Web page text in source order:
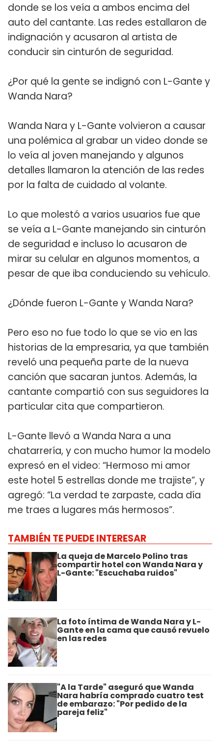
donde se los veía a ambos encima del
auto del cantante. Las redes estallaron de
indignación y acusaron al artista de
conducir sin cinturón de seguridad.
¿Por qué la gente se indignó con L-Gante y
Wanda Nara?
Wanda Nara y L-Gante volvieron a causar
una polémica al grabar un video donde se
lo veía al joven manejando y algunos
detalles llamaron la atención de las redes
por la falta de cuidado al volante.
Lo que molestó a varios usuarios fue que
se veía a L-Gante manejando sin cinturón
de seguridad e incluso lo acusaron de
mirar su celular en algunos momentos, a
pesar de que iba conduciendo su vehículo.
¿Dónde fueron L-Gante y Wanda Nara?
Pero eso no fue todo lo que se vio en las
historias de la empresaria, ya que también
reveló una pequeña parte de la nueva
canción que sacaran juntos. Además, la
cantante compartió con sus seguidores la
particular cita que compartieron.
L-Gante llevó a Wanda Nara a una
chatarrería, y con mucho humor la modelo
expresó en el video: “Hermoso mi amor
este hotel 5 estrellas donde me trajiste”, y
agregó: “La verdad te zarpaste, cada día
me traes a lugares más hermosos”.
TAMBIÉN TE PUEDE INTERESAR
La queja de Marcelo Polino tras
compartir hotel con Wanda Nara y
L-Gante: "Escuchaba ruidos"
La foto íntima de Wanda Nara y L-
Gante en la cama que causó revuelo
en las redes
"A la Tarde" aseguró que Wanda
Nara habría comprado cuatro test
de embarazo: "Por pedido de la
pareja feliz"